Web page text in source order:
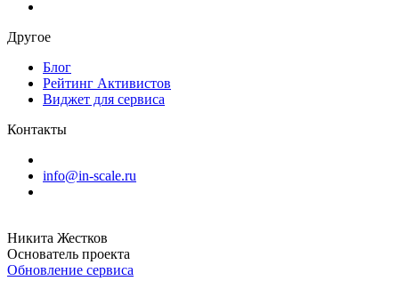
Другое
Блог
Рейтинг Активистов
Виджет для сервиса
Контакты
info@in-scale.ru
Никита Жестков
Основатель проекта
Обновление сервиса